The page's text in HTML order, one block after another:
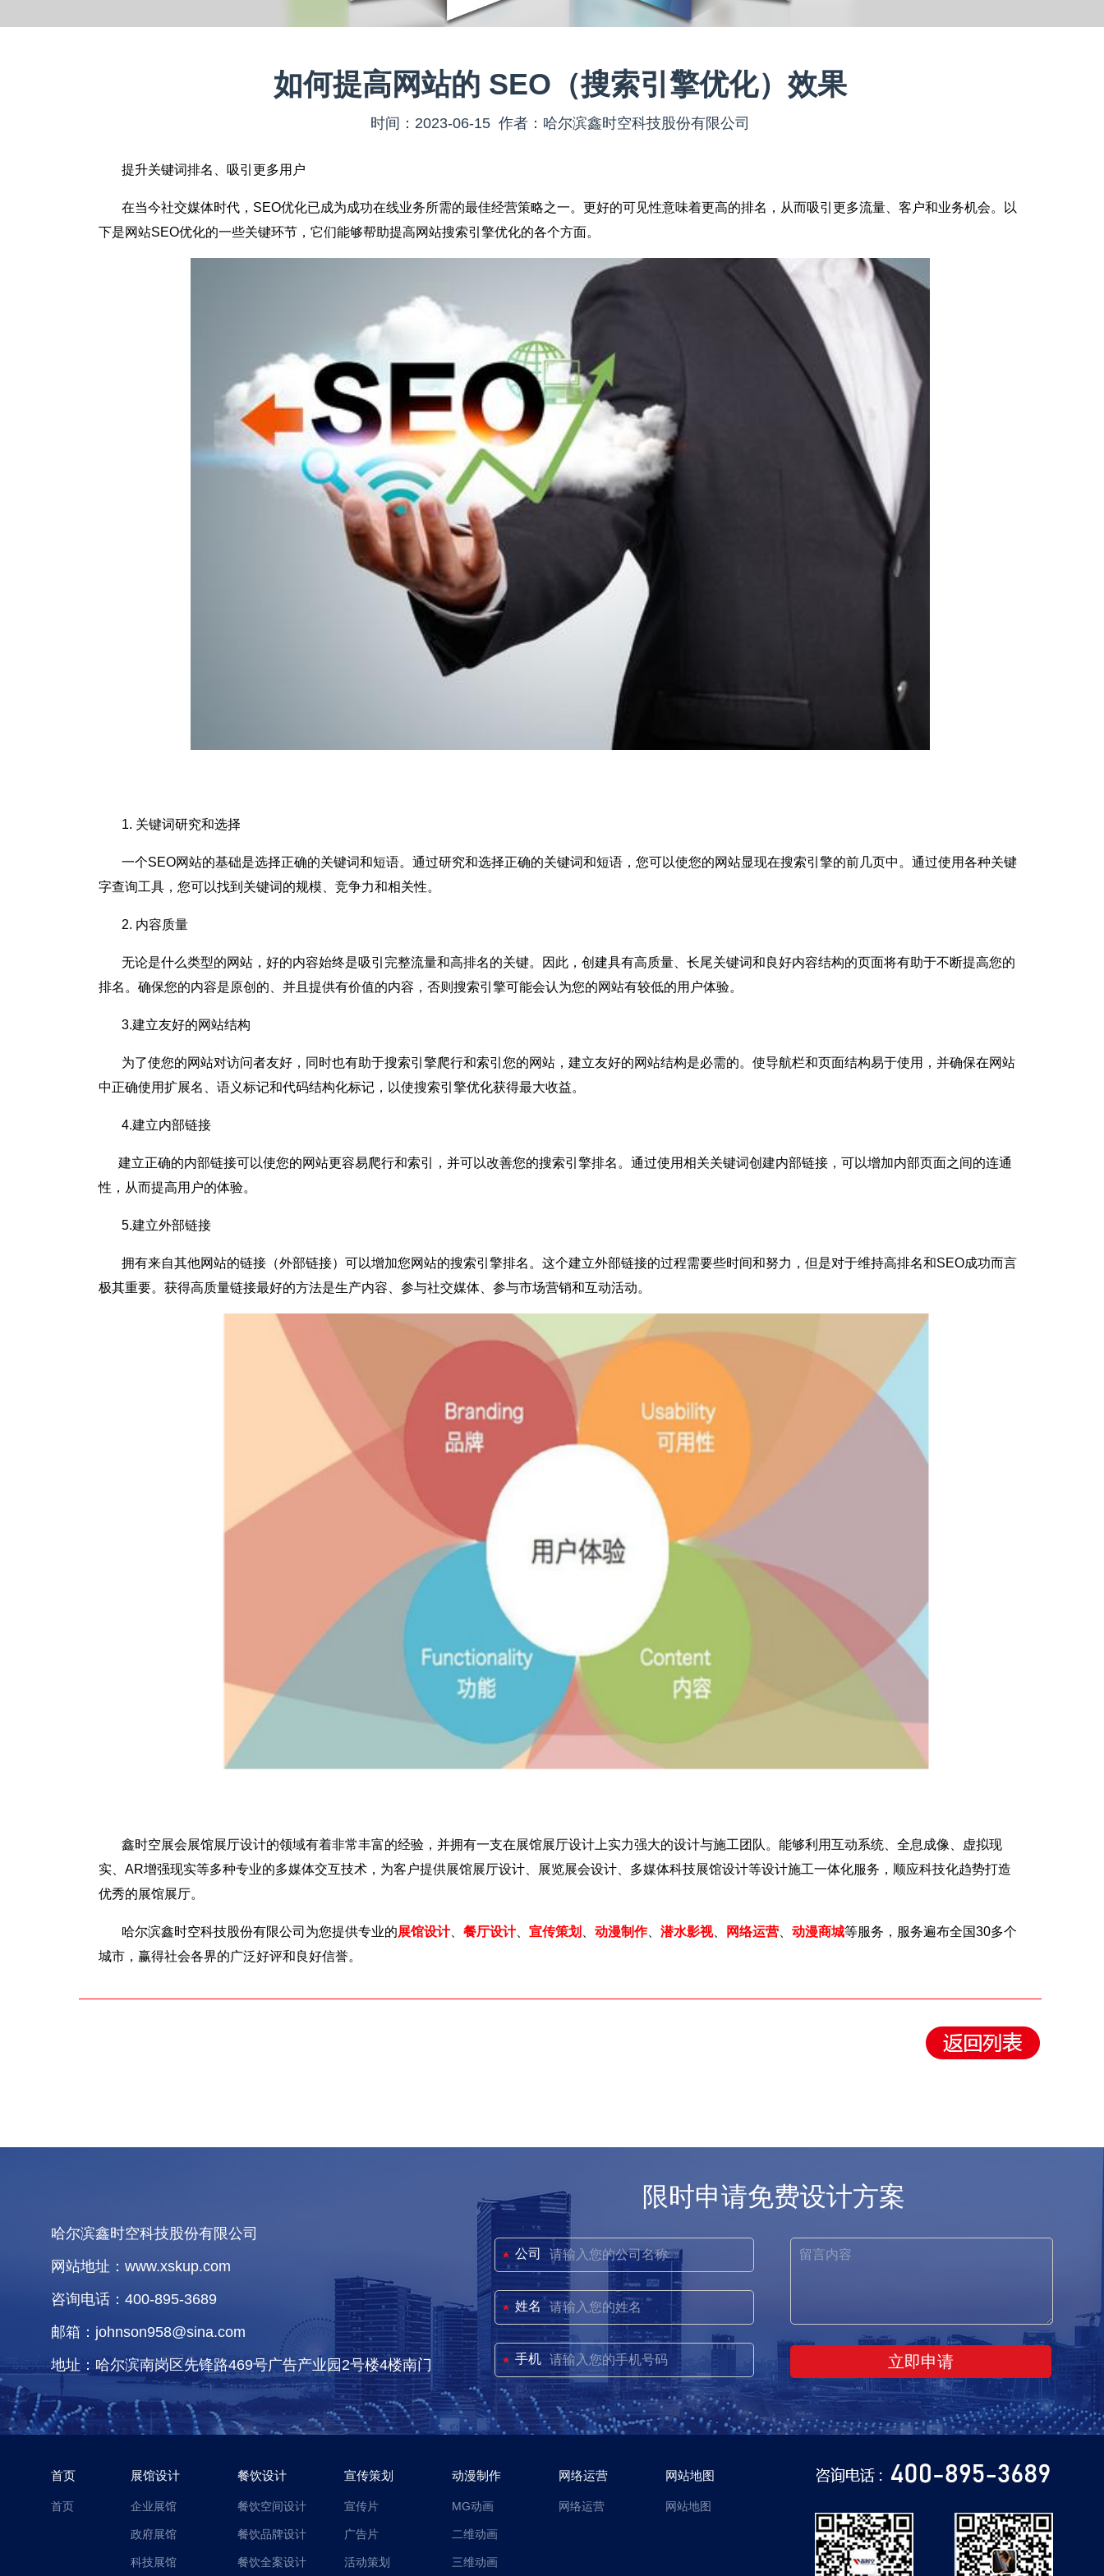
如何提高网站的 SEO（搜索引擎优化）效果
时间：2023-06-15 作者：哈尔滨鑫时空科技股份有限公司
提升关键词排名、吸引更多用户
在当今社交媒体时代，SEO优化已成为成功在线业务所需的最佳经营策略之一。更好的可见性意味着更高的排名，从而吸引更多流量、客户和业务机会。以
下是网站SEO优化的一些关键环节，它们能够帮助提高网站搜索引擎优化的各个方面。
1. 关键词研究和选择
一个SEO网站的基础是选择正确的关键词和短语。通过研究和选择正确的关键词和短语，您可以使您的网站显现在搜索引擎的前几页中。通过使用各种关键
字查询工具，您可以找到关键词的规模、竞争力和相关性。
2. 内容质量
无论是什么类型的网站，好的内容始终是吸引完整流量和高排名的关键。因此，创建具有高质量、长尾关键词和良好内容结构的页面将有助于不断提高您的
排名。确保您的内容是原创的、并且提供有价值的内容，否则搜索引擎可能会认为您的网站有较低的用户体验。
3.建立友好的网站结构
为了使您的网站对访问者友好，同时也有助于搜索引擎爬行和索引您的网站，建立友好的网站结构是必需的。使导航栏和页面结构易于使用，并确保在网站
中正确使用扩展名、语义标记和代码结构化标记，以使搜索引擎优化获得最大收益。
4.建立内部链接
建立正确的内部链接可以使您的网站更容易爬行和索引，并可以改善您的搜索引擎排名。通过使用相关关键词创建内部链接，可以增加内部页面之间的连通
性，从而提高用户的体验。
5.建立外部链接
拥有来自其他网站的链接（外部链接）可以增加您网站的搜索引擎排名。这个建立外部链接的过程需要些时间和努力，但是对于维持高排名和SEO成功而言
极其重要。获得高质量链接最好的方法是生产内容、参与社交媒体、参与市场营销和互动活动。
鑫时空展会展馆展厅设计的领域有着非常丰富的经验，并拥有一支在展馆展厅设计上实力强大的设计与施工团队。能够利用互动系统、全息成像、虚拟现
实、AR增强现实等多种专业的多媒体交互技术，为客户提供展馆展厅设计、展览展会设计、多媒体科技展馆设计等设计施工一体化服务，顺应科技化趋势打造
优秀的展馆展厅。
哈尔滨鑫时空科技股份有限公司为您提供专业的展馆设计、 餐厅设计、 宣传策划 动漫制作、 潜水影视、 网络运营、 动漫商城等服务，服务遍布全国30多个
城市，赢得社会各界的广泛好评和良好信誉。
哈尔滨鑫时空科技股份有限公司
网站地址：www.xskup.com
咨询电话：400-895-3689
邮箱：johnson958@sina.com
地址：哈尔滨南岗区先锋路469号广告产业园2号楼4楼南门
限时申请免费设计方案
公司
姓名
手机
首页
首页
展馆设计
企业展馆
政府展馆
科技展馆
餐饮设计
餐饮空间设计
餐饮品牌设计
餐饮全案设计
宣传策划
宣传片
广告片
活动策划
动漫制作
MG动画
二维动画
三维动画
网络运营
网络运营
网站地图
网站地图